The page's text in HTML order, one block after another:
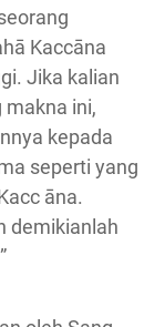
Kaccāna
Jika kalian
makna ini,
kepada
seperti yang
āna.
demikianlah